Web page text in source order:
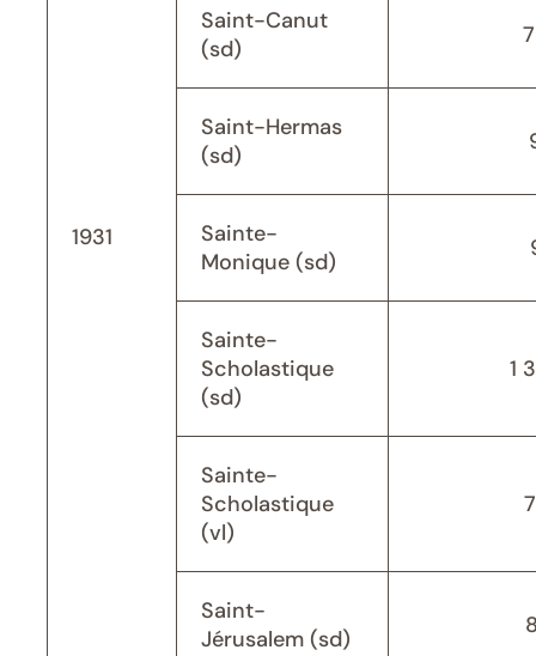
1931
Saint-Canut
(sd)
Saint-Hermas
(sd)
Sainte-
Monique (sd)
Sainte-
Scholastique
(sd)
1
Sainte-
Scholastique
(vl)
Saint-
Jérusalem (sd)